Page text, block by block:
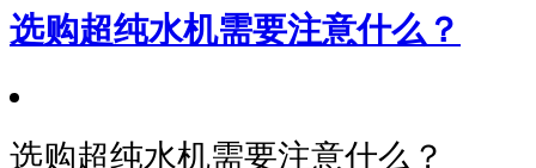
选购超纯水机需要注意什么？
选购超纯水机需要注意什么？